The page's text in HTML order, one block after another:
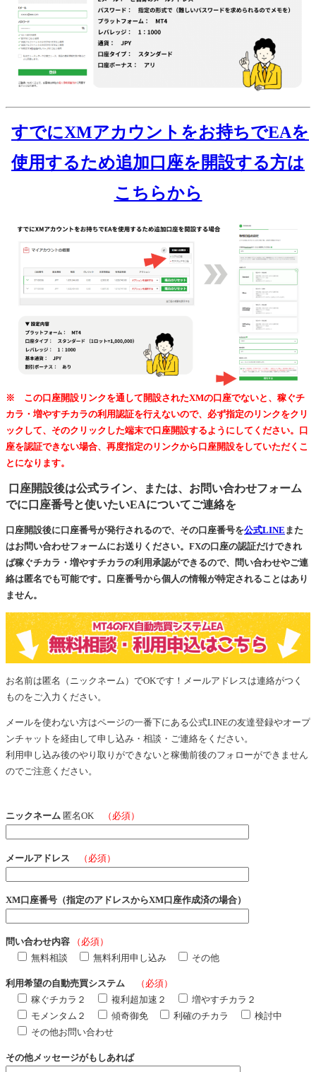
すでにXMアカウントをお持ちでEAを
使用するため追加口座を開設する方は
こちらから
※ この口座開設リンクを通して開設されたXMの口座でないと、稼ぐチ
カラ・増やすチカラの利用認証を行えないので、必ず指定のリンクをクリ
ックして、そのクリックした端末で口座開設するようにしてください。口
座を認証できない場合、再度指定のリンクから口座開設をしていただくこ
とになります。
口座開設後は公式ライン、または、お問い合わせフォーム
でに口座番号と使いたいEAについてご連絡を
口座開設後に口座番号が発行されるので、その口座番号を公式LINE また
はお問い合わせフォームにお送りください。FXの口座の認証だけできれ
ば稼ぐチカラ・増やすチカラの利用承認ができるので、問い合わせやご連
絡は匿名でも可能です。口座番号から個人の情報が特定されることはあり
ません。
お名前は匿名（ニックネーム）でOKです！メールアドレスは連絡がつく
ものをご入力ください。
メールを使わない方はページの一番下にある公式LINEの友達登録やオープ
ンチャットを経由して申し込み・相談・ご連絡をください。
利用申し込み後のやり取りができないと稼働前後のフォローができません
のでご注意ください。
ニックネーム 匿名OK （必須）
メールアドレス （必須）
XM口座番号（指定のアドレスからXM口座作成済の場合）
問い合わせ内容
（必須）
無料相談
無料利用申し込み その他
利用希望の自動売買システム
（必須）
稼ぐチカラ２
複利超加速２
増やすチカラ２
モメンタム２
傾奇御免 利確のチカラ
検討中
その他お問い合わせ
その他メッセージがもしあれば